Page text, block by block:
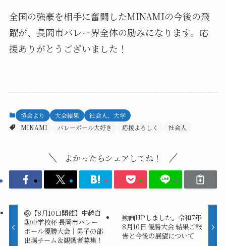
全国の強豪を相手に奮闘したMINAMIの今後の飛
躍が、長岡市バレー界全体の励みになります。応
援ありがとうございました！
協会より 大会結果
社会人、大学
MINAMI
バレーボール大好き 応援よろしく 社会人
よかったらシェアしてね！
🏐【8月10日開催】中越自
動車学校杯 長岡市バレー
ボール優勝大会｜男子の部
出場チーム＆観戦者募集！
動画UPしました。令和7年
8月10日 優勝大会 結果ご報
告と今後の展望について